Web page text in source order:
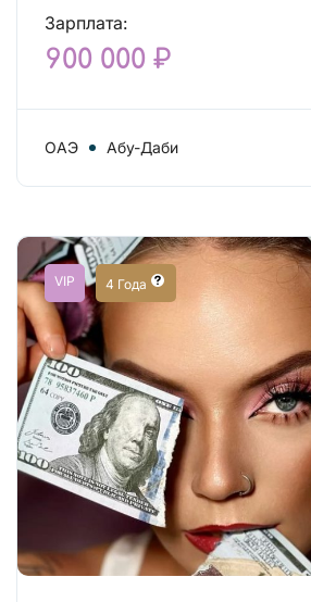
Зарплата:
900 000 ₽
ОАЭ Абу-Даби
VIP 4 Года